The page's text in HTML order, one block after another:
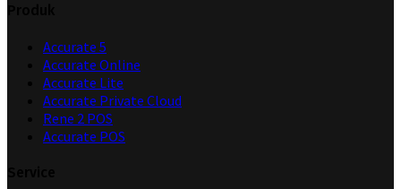
Accurate 5
Accurate Online
Accurate Lite
Accurate Private Cloud
Rene 2 POS
Accurate POS